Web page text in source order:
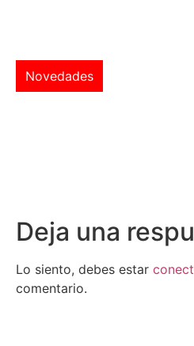
Novedades
Deja una
Lo siento, debes estar
comentario.